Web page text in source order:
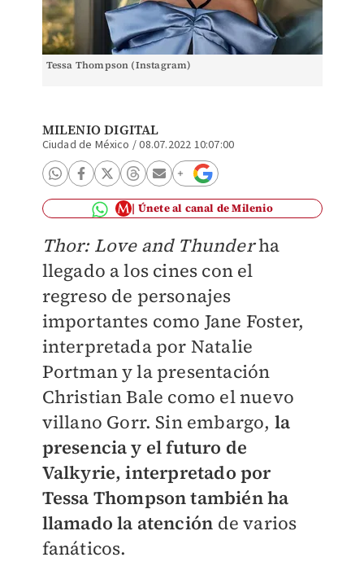
Tessa Thompson (Instagram)
MILENIO DIGITAL
Ciudad de México /08.07.2022 10:07:00
Únete al canal de Milenio
Thor: Love and Thunderha
llegado a los cines con el
regreso de personajes
importantes como Jane Foster,
interpretada por Natalie
Portman y la presentación
Christian Bale como el nuevo
villano Gorr. Sin embargo, la
presencia y el futuro de
Valkyrie, interpretado por
Tessa Thompson también ha
llamado la atención de varios
fanáticos.